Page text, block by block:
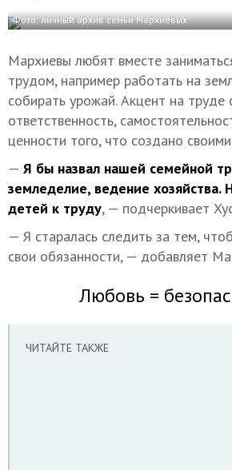
Фото: личный архив семьи Мархиевых
Мархиевы любят вместе
трудом, например работать на
собирать урожай. Акцент на
ответственность,
ценности того, что создано
— Я бы назвал нашей семейной
земледелие, ведение хозяйства.
детей к труду, — подчеркивает
— Я старалась следить за тем,
свои обязанности, — добавляет
Любовь =
ЧИТАЙТЕ ТАКЖЕ